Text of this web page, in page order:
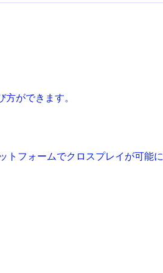
ができます。
トフォームでクロスプレイが可能に